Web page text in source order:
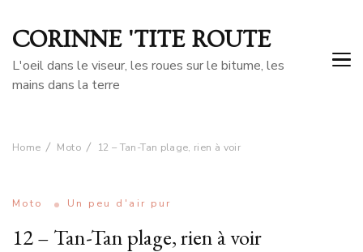
CORINNE 'TITE ROUTE
L'oeil dans le viseur, les roues sur le bitume, les
mains dans la terre
Home Moto 12 – Tan-Tan plage, rien à voir
Moto Un peu d'air pur
12 – Tan-Tan plage, rien à voir